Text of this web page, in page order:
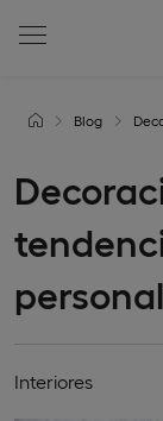
Blog
Interiores